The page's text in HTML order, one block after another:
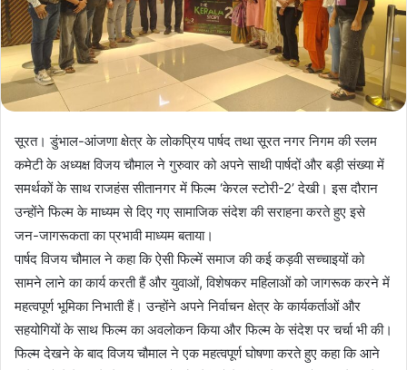
सूरत। डुंभाल-आंजणा क्षेत्र के लोकप्रिय पार्षद तथा सूरत नगर निगम की स्लम
कमेटी के अध्यक्ष विजय चौमाल ने गुरुवार को अपने साथी पार्षदों और बड़ी संख्या में
समर्थकों के साथ राजहंस सीतानगर में फिल्म ‘केरल स्टोरी-2’ देखी। इस दौरान
उन्होंने फिल्म के माध्यम से दिए गए सामाजिक संदेश की सराहना करते हुए इसे
जन-जागरूकता का प्रभावी माध्यम बताया।
पार्षद विजय चौमाल ने कहा कि ऐसी फिल्में समाज की कई कड़वी सच्चाइयों को
सामने लाने का कार्य करती हैं और युवाओं, विशेषकर महिलाओं को जागरूक करने में
महत्वपूर्ण भूमिका निभाती हैं। उन्होंने अपने निर्वाचन क्षेत्र के कार्यकर्ताओं और
सहयोगियों के साथ फिल्म का अवलोकन किया और फिल्म के संदेश पर चर्चा भी की।
फिल्म देखने के बाद विजय चौमाल ने एक महत्वपूर्ण घोषणा करते हुए कहा कि आने